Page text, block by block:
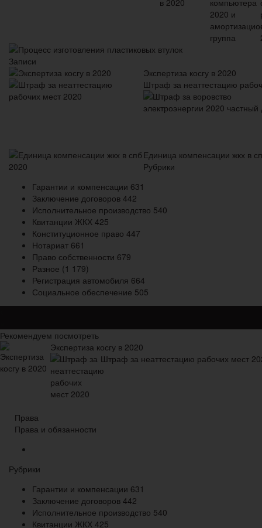
Процесс изготовления пластиковых втулок
Записи
Экспертиза косгу в 2020
Штраф за неаттестацию
Единица компенсации жкх в
Рубрики
Гарантии и компенсации 631
Заключение договоров 442
Исполнительное производство 540
Квитанции ЖКХ 425
Конституционное право 447
Нотариат 661
Право собственности 679
Разное (1 179)
Регистрация автомобиля 664
Социальное обеспечение 505
Рекомендуем посмотреть
Экспертиза косгу в 2020
Штраф за неаттестацию рабочих мест
Права
Права и обязанности
Рубрики
Гарантии и компенсации 631
Заключение договоров 442
Исполнительное производство 540
Квитанции ЖКХ 425